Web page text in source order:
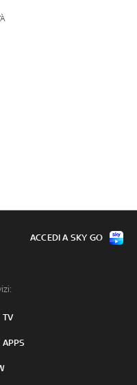
TV
APPS
ACCEDI A SKY GO